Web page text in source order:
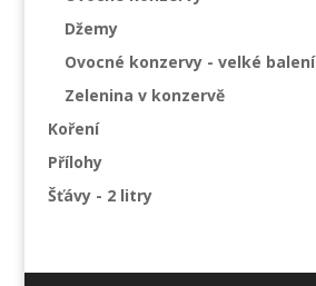
Džemy
Ovocné konzervy - velké balení
Zelenina v konzervě
Koření
Přílohy
Šťávy - 2 litry